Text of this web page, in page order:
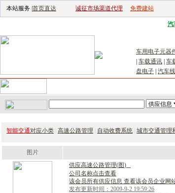
本站服务 | 首页直达 诚征市场渠道代理 免费建站
汽
车用电子元器
车载通讯 车
盘电子 汽车
智能交通对应小类 高速公路管理 自动收费系统 城市交通管理
图片
供应高速公路管理(图)
公司名称点击查看
该会员所有供应信息 查看该会员企业网
发布更新时间：2009-9-2 19:59:26